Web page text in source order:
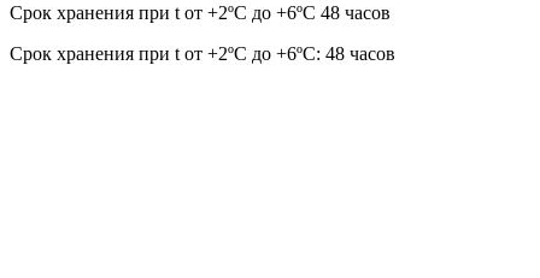
Срок хранения при t от +2ºС до +6ºС 48 часов
Срок хранения при t от +2ºС до +6ºС: 48 часов